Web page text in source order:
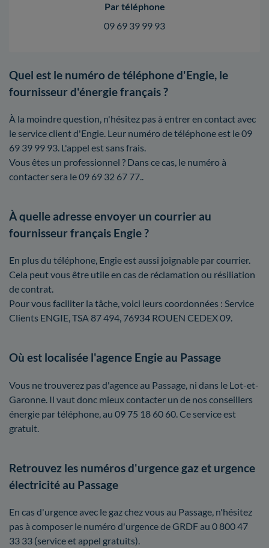
Par téléphone
09 69 39 99 93
Quel est le numéro de téléphone d'Engie, le
fournisseur d'énergie français ?
À la moindre question, n'hésitez pas à entrer en contact avec
le service client d'Engie. Leur numéro de téléphone est le 09
69 39 99 93. L'appel est sans frais.
Vous êtes un professionnel ? Dans ce cas, le numéro à
contacter sera le 09 69 32 67 77..
À quelle adresse envoyer un courrier au
fournisseur français Engie ?
En plus du téléphone, Engie est aussi joignable par courrier.
Cela peut vous être utile en cas de réclamation ou résiliation
de contrat.
Pour vous faciliter la tâche, voici leurs coordonnées : Service
Clients ENGIE, TSA 87 494, 76934 ROUEN CEDEX 09.
Où est localisée l'agence Engie au Passage
Vous ne trouverez pas d'agence au Passage, ni dans le Lot-et-
Garonne. Il vaut donc mieux contacter un de nos conseillers
énergie par téléphone, au 09 75 18 60 60. Ce service est
gratuit.
Retrouvez les numéros d'urgence gaz et urgence
électricité au Passage
En cas d'urgence avec le gaz chez vous au Passage, n'hésitez
pas à composer le numéro d'urgence de GRDF au 0 800 47
33 33 (service et appel gratuits).